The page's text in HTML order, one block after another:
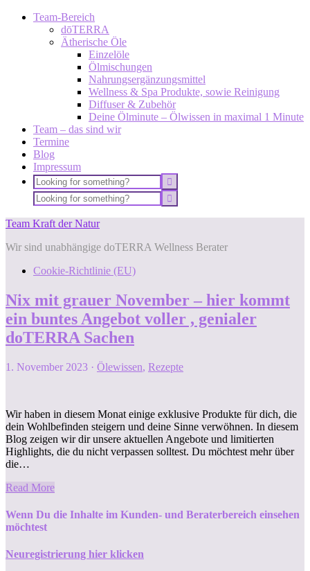
Team-Bereich
dōTERRA
Ätherische Öle
Einzelöle
Ölmischungen
Nahrungsergänzungsmittel
Wellness & Spa Produkte, sowie Reinigung
Diffuser & Zubehör
Deine Ölminute – Ölwissen in maximal 1 Minute
Team – das sind wir
Termine
Blog
Impressum
Team Kraft der Natur
Wir sind unabhängige doTERRA Wellness Berater
Cookie-Richtlinie (EU)
Nix mit grauer November – hier kommt
ein buntes Angebot voller , genialer
doTERRA Sachen
1. November 2023 · Ölewissen, Rezepte
Wir haben in diesem Monat einige exklusive Produkte für dich, die
dein Wohlbefinden steigern und deine Sinne verwöhnen. In diesem
Blog zeigen wir dir unsere aktuellen Angebote und limitierten
Highlights, die du nicht verpassen solltest. Du möchtest mehr über
die…
Read More
Wenn Du die Inhalte im Kunden- und Beraterbereich einsehen
möchtest
Neuregistrierung hier klicken